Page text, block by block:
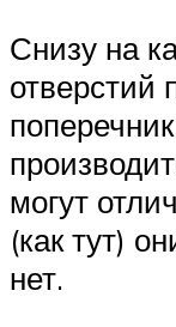
Снизу на
отверстий
могут
(как тут)
нет.